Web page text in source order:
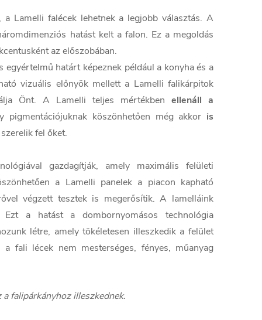
Lamelli falécek lehetnek a legjobb választás. A
hatást kelt a falon. Ez a megoldás
az előszobában.
határt képeznek például a konyha és a
vizuális előnyök mellett a Lamelli falikárpitok
Önt. A Lamelli teljes mértékbenellenáll a
pigmentációjuknak köszönhetően még akkor is
fel őket.
gazdagítják, amely maximális felületi
a Lamelli panelek a piacon kapható
végzett tesztek is megerősítik. A lamelláink
a hatást a dombornyomásos technológia
létre, amely tökéletesen illeszkedik a felület
a fali lécek nem mesterséges, fényes, műanyag
falipárkányhoz illeszkednek.